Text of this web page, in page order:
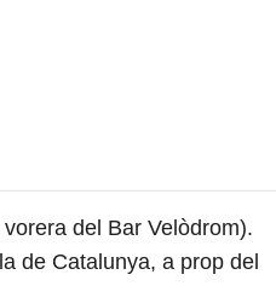
del Bar Velòdrom).
de Catalunya, a prop del